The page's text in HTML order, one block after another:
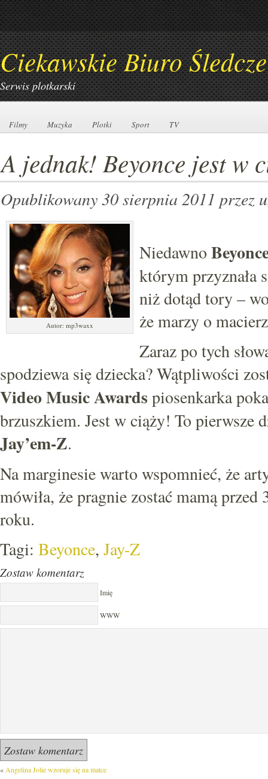
Ciekawskie Biuro Śledcze
Serwis plotkarski
Filmy
Filmy Muzyka
Muzyka Plotki
Plotki Sport
Sport TV
TV
A jednak! Beyonce jest w
Opublikowany 30 sierpnia 2011 przez
Autor: mp3waxx
Niedawno
którym przyznała
niż dotąd tory –
że marzy o
Zaraz po tych
spodziewa się dziecka? Wątpliwości
Video Music Awards piosenkarka
brzuszkiem. Jest w ciąży! To pierwsze
Jay’em-Z.
Na marginesie warto wspomnieć, że
mówiła, że pragnie zostać mamą
roku.
Tagi: Beyonce, Jay-Z
Zostaw komentarz
Imię
WWW
« Angelina Jolie wzoruje się na matce